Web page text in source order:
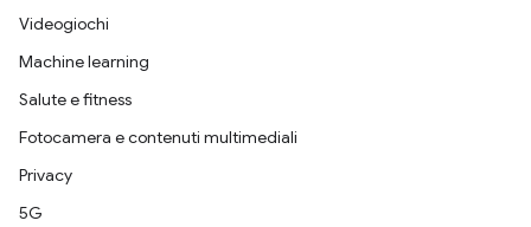
Videogiochi
Machine learning
Salute e fitness
Fotocamera e contenuti multimediali
Privacy
5G